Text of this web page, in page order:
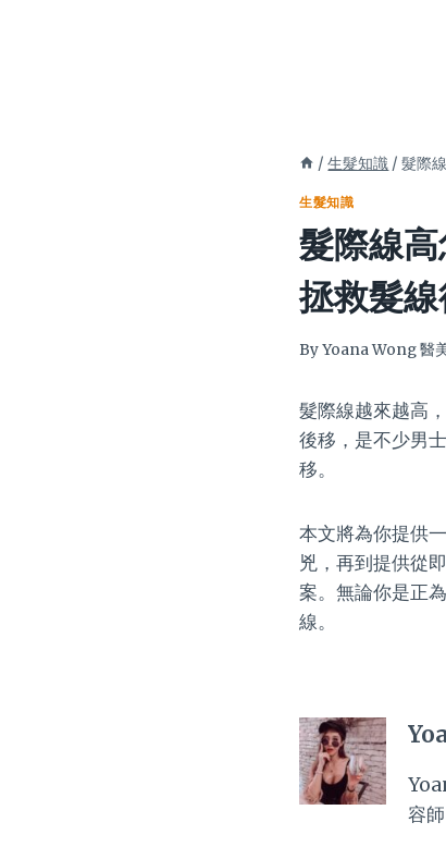
/ 生髮知識 / 髮際
生髮知識
髮際線
拯救髮
ByYoana Wong 醫
髮際線越來越高
後移，是不少男
移。
本文將為你提供
兇，再到提供從
案。無論你是正
線。
容